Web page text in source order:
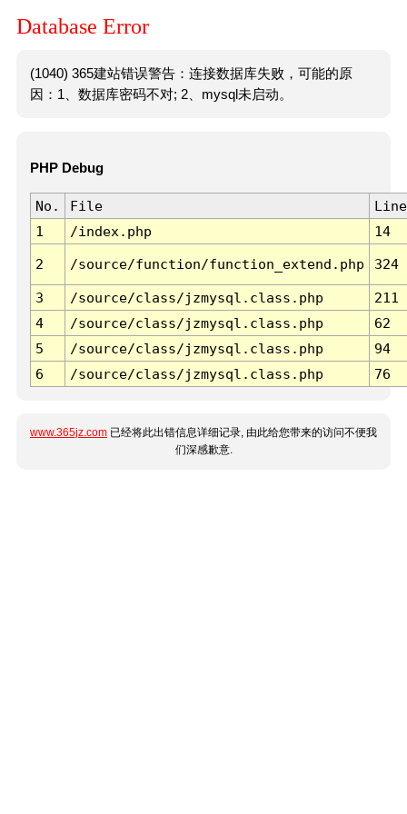
Database Error
(1040) 365建站错误警告：连接数据库失败，可能的原
因：1、数据库密码不对; 2、mysql未启动。
PHP Debug
No. File
Line
1
/index.php 14
2 /source/function/function_extend.php 324
3 /source/class/jzmysql.class.php
211
4
/source/class/jzmysql.class.php
62
5
/source/class/jzmysql.class.php
94
6
/source/class/jzmysql.class.php 76
www.365jz.com 已经将此出错信息详细记录, 由此给您带来的访问不便我
们深感歉意.